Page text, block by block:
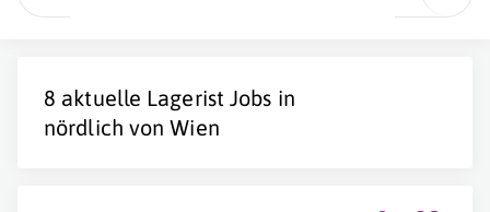
8 aktuelle Lagerist Jobs in
nördlich von Wien